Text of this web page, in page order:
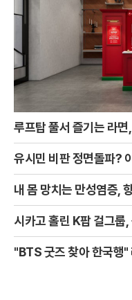
루프탑 풀서 즐기는 라
유시민 비판 정면돌파?
내 몸 망치는 만성염증,
시카고 홀린 K팝 걸그룹
"BTS 굿즈 찾아 한국행"